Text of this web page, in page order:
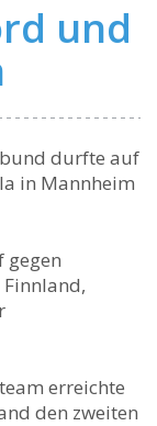
und
durfte auf
in Mannheim
gegen
erreichte
den zweiten